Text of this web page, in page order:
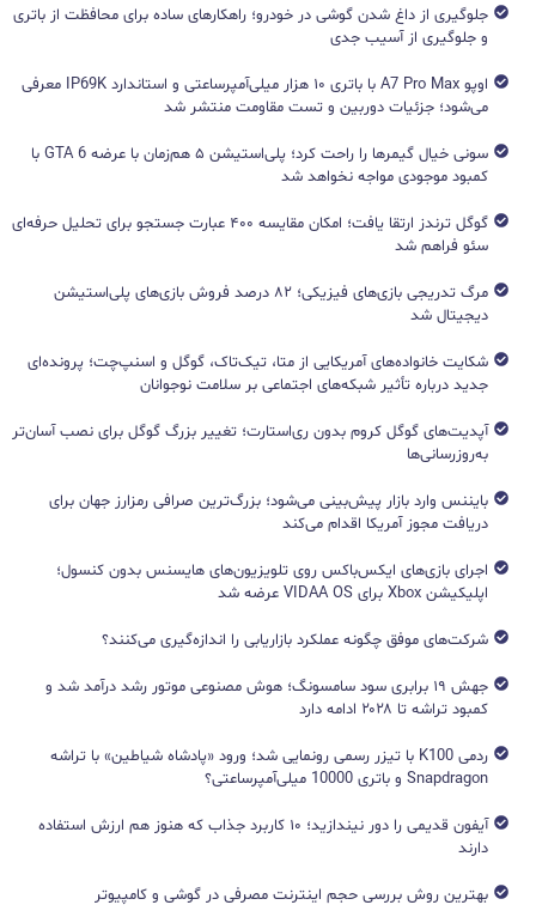
جلوگیری از داغ شدن گوشی در خودرو؛ راهکارهای ساده برای محافظت از باتری
و جلوگیری از آسیب جدی
اوپو A7 Pro Max با باتری ۱۰ هزار میلی‌آمپرساعتی و استاندارد IP69K معرفی
می‌شود؛ جزئیات دوربین و تست مقاومت منتشر شد
سونی خیال گیمرها را راحت کرد؛ پلی‌استیشن ۵ هم‌زمان با عرضه GTA 6 با
کمبود موجودی مواجه نخواهد شد
گوگل ترندز ارتقا یافت؛ امکان مقایسه ۴۰۰ عبارت جستجو برای تحلیل حرفه‌ای
سئو فراهم شد
مرگ تدریجی بازی‌های فیزیکی؛ ۸۲ درصد فروش بازی‌های پلی‌استیشن
دیجیتال شد
شکایت خانواده‌های آمریکایی از متا، تیک‌تاک، گوگل و اسنپ‌چت؛ پرونده‌ای
جدید درباره تأثیر شبکه‌های اجتماعی بر سلامت نوجوانان
آپدیت‌های گوگل کروم بدون ری‌استارت؛ تغییر بزرگ گوگل برای نصب آسان‌تر
به‌روزرسانی‌ها
بایننس وارد بازار پیش‌بینی می‌شود؛ بزرگ‌ترین صرافی رمزارز جهان برای
دریافت مجوز آمریکا اقدام می‌کند
اجرای بازی‌های ایکس‌باکس روی تلویزیون‌های هایسنس بدون کنسول؛
اپلیکیشن Xbox برای VIDAA OS عرضه شد
شرکت‌های موفق چگونه عملکرد بازاریابی را اندازه‌گیری می‌کنند؟
جهش ۱۹ برابری سود سامسونگ؛ هوش مصنوعی موتور رشد درآمد شد و
کمبود تراشه تا ۲۰۲۸ ادامه دارد
ردمی K100 با تیزر رسمی رونمایی شد؛ ورود «پادشاه شیاطین» با تراشه
Snapdragon و باتری 10000 میلی‌آمپرساعتی؟
آیفون قدیمی را دور نیندازید؛ ۱۰ کاربرد جذاب که هنوز هم ارزش استفاده
دارند
بهترین روش بررسی حجم اینترنت مصرفی در گوشی و کامپیوتر